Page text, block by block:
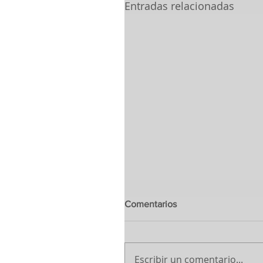
Entradas relacionadas
Comentarios
Escribir un comentario...